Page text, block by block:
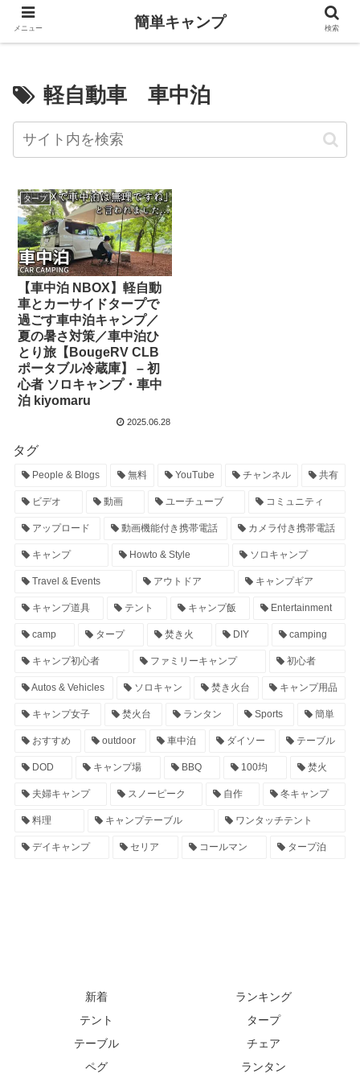
軽自動車 車中泊
タープ
【車中泊 NBOX】軽自動
車とカーサイドタープで
過ごす車中泊キャンプ／
夏の暑さ対策／車中泊ひ
とり旅【BougeRV CLB
ポータブル冷蔵庫】 – 初
心者 ソロキャンプ・車中
泊 kiyomaru
2025.06.28
タグ
People & Blogs 無料 YouTube チャンネル 共有
ビデオ 動画 ユーチューブ コミュニティ
アップロード 動画機能付き携帯電話 カメラ付き携帯電話
キャンプ Howto & Style ソロキャンプ
Travel & Events アウトドア キャンプギア
キャンプ道具 テント キャンプ飯 Entertainment
camp タープ 焚き火 DIY camping
キャンプ初心者 ファミリーキャンプ 初心者
Autos & Vehicles ソロキャン 焚き火台 キャンプ用品
キャンプ女子 焚火台 ランタン Sports 簡単
おすすめ outdoor 車中泊 ダイソー テーブル
DOD キャンプ場 BBQ 100均 焚火
夫婦キャンプ スノーピーク 自作 冬キャンプ
料理 キャンプテーブル ワンタッチテント
デイキャンプ セリア コールマン タープ泊
新着
ランキング
テント
タープ
テーブル
チェア
ペグ
ランタン
メニュー 簡単キャンプ 検索